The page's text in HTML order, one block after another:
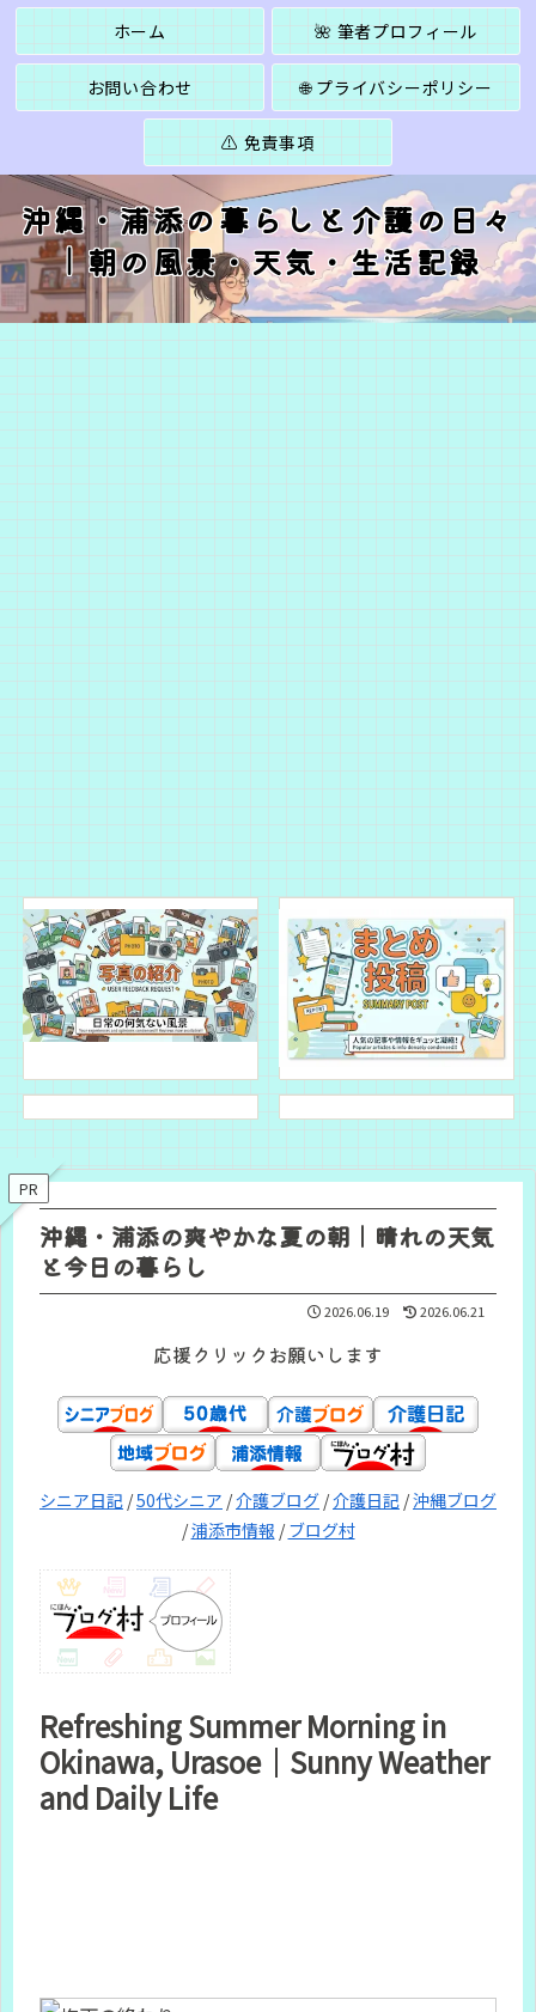
沖縄・浦添の暮らしと介護の日々
｜朝の風景・天気・生活記録
ホーム 🌺 筆者プロフィール
お問い合わせ 🌐 プライバシーポリシー
⚠️ 免責事項
PR
沖縄・浦添の爽やかな夏の朝｜晴れの天気
と今日の暮らし
2026.06.19 2026.06.21
応援クリックお願いします
シニア日記 /50代シニア /介護ブログ /介護日記 /沖縄ブログ
/浦添市情報 /ブログ村
Refreshing Summer Morning in
Okinawa, Urasoe｜Sunny Weather
and Daily Life